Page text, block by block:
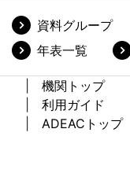
資料グループ
年表一覧
機関トップ
利用ガイド
ADEACトップ